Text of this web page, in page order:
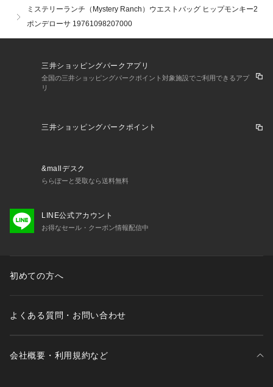
【商品の購入にあたっての注意事項】
※弊社独自の採寸・計量方法により計測を行っておりますた
なる場合がございます。
※ブラウザやお使いのモニター環境により、掲載画像と実際の
商品の色味が若干異なる場合があります。
い。2025年春夏モデル 2025ssmodel ミステリーランチ Myst
トドア レジャー 登山 ハイキング 旅行 ヒップバッグ ウエスト
ポーチ 小物バッグ セカンドバッグ ユニセックス 男女兼用 カ
ミステリーランチ（Mystery Ranch）ウエストバッグ ヒップモンキー2
ポンデローサ 19761098207000
三井ショッピングパークアプリ
全国の三井ショッピングパークポイント対象施設でご利用できるアプ
リ
三井ショッピングパークポイント
&mallデスク
ららぽーと受取なら送料無料
LINE公式アカウント
お得なセール・クーポン情報配信中
初めての方へ
よくある質問・お問い合わせ
会社概要・利用規約など